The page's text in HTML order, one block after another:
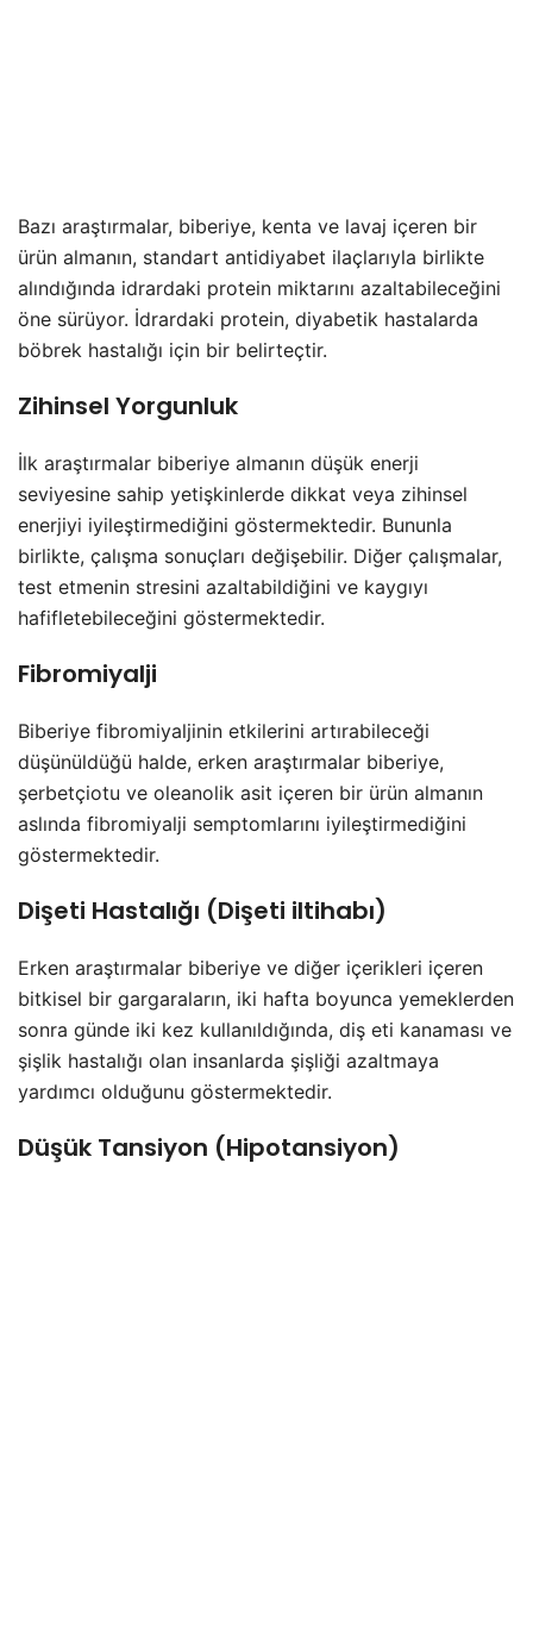
Bazı araştırmalar, biberiye, kenta ve lavaj içeren bir
ürün almanın, standart antidiyabet ilaçlarıyla birlikte
alındığında idrardaki protein miktarını azaltabileceğini
öne sürüyor. İdrardaki protein, diyabetik hastalarda
böbrek hastalığı için bir belirteçtir.
Zihinsel Yorgunluk
İlk araştırmalar biberiye almanın düşük enerji
seviyesine sahip yetişkinlerde dikkat veya zihinsel
enerjiyi iyileştirmediğini göstermektedir. Bununla
birlikte, çalışma sonuçları değişebilir. Diğer çalışmalar,
test etmenin stresini azaltabildiğini ve kaygıyı
hafifletebileceğini göstermektedir.
Fibromiyalji
Biberiye fibromiyaljinin etkilerini artırabileceği
düşünüldüğü halde, erken araştırmalar biberiye,
şerbetçiotu ve oleanolik asit içeren bir ürün almanın
aslında fibromiyalji semptomlarını iyileştirmediğini
göstermektedir.
Dişeti Hastalığı (Dişeti iltihabı)
Erken araştırmalar biberiye ve diğer içerikleri içeren
bitkisel bir gargaraların, iki hafta boyunca yemeklerden
sonra günde iki kez kullanıldığında, diş eti kanaması ve
şişlik hastalığı olan insanlarda şişliği azaltmaya
yardımcı olduğunu göstermektedir.
Düşük Tansiyon (Hipotansiyon)